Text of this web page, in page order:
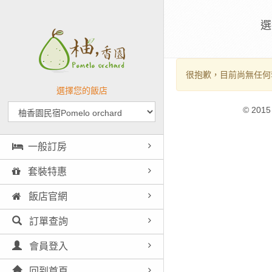
選擇您的飯店
一般訂房
套裝特惠
飯店官網
訂單查詢
會員登入
很抱歉，目前尚無任
© 2015